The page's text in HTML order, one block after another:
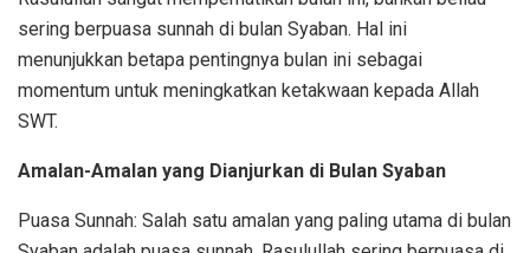
sering berpuasa sunnah di bulan Syaban. Hal ini
menunjukkan betapa pentingnya bulan ini sebagai
momentum untuk meningkatkan ketakwaan kepada Allah
SWT.
Amalan-Amalan yang Dianjurkan di Bulan Syaban
Puasa Sunnah: Salah satu amalan yang paling utama di bulan